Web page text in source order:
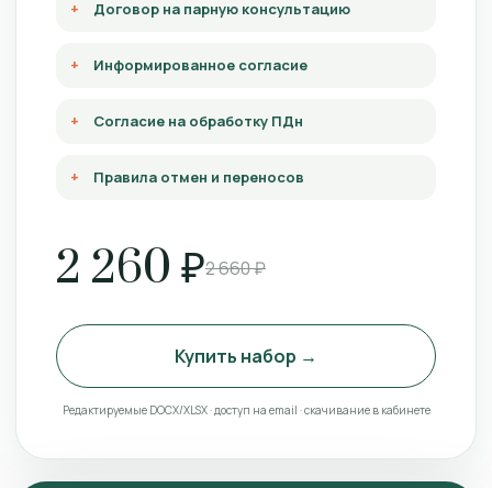
Договор на парную консультацию
Информированное согласие
Согласие на обработку ПДн
Правила отмен и переносов
2 260 ₽2 660 ₽
Купить набор →
Редактируемые DOCX/XLSX · доступ на email · скачивание в кабинете